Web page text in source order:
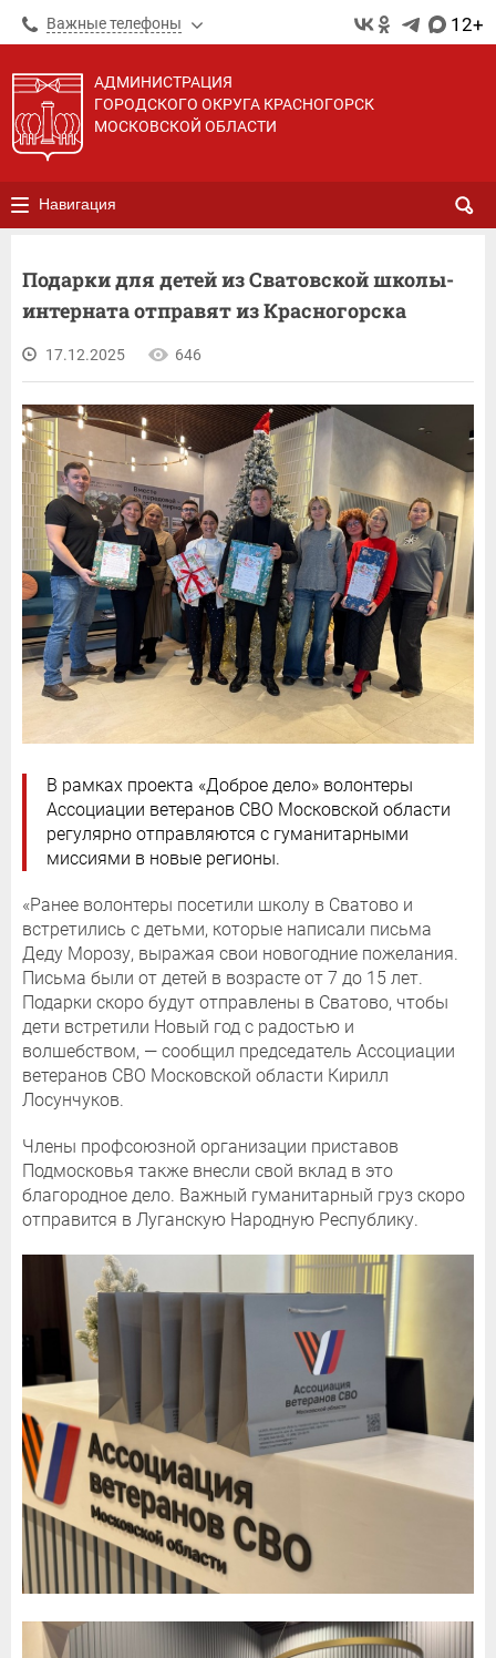
Важные телефоны 12+
АДМИНИСТРАЦИЯ
ГОРОДСКОГО ОКРУГА КРАСНОГОРСК
МОСКОВСКОЙ ОБЛАСТИ
Навигация
Подарки для детей из Сватовской школы-
интерната отправят из Красногорска
17.12.2025 646
В рамках проекта «Доброе дело» волонтеры
Ассоциации ветеранов СВО Московской области
регулярно отправляются с гуманитарными
миссиями в новые регионы.
«Ранее волонтеры посетили школу в Сватово и
встретились с детьми, которые написали письма
Деду Морозу, выражая свои новогодние пожелания.
Письма были от детей в возрасте от 7 до 15 лет.
Подарки скоро будут отправлены в Сватово, чтобы
дети встретили Новый год с радостью и
волшебством, — сообщил председатель Ассоциации
ветеранов СВО Московской области Кирилл
Лосунчуков.
Члены профсоюзной организации приставов
Подмосковья также внесли свой вклад в это
благородное дело. Важный гуманитарный груз скоро
отправится в Луганскую Народную Республику.